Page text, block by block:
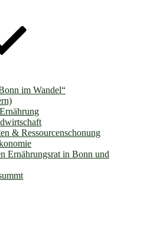
im Wandel“
& Ressourcenschonung
Ernährungsrat in Bonn und